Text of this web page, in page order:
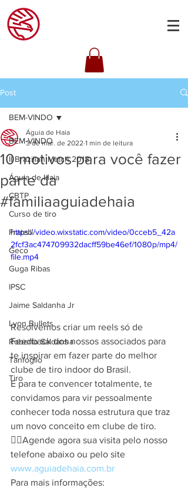
Post
BEM-VINDO
II Brazilian Match 2018
Águia de Haia
CBTP
Curso de tiro
Fratelli
Geco
Guga Ribas
IPSC
Jaime Saldanha Jr
Lyon Bullets
Roberto Saldanha
Tanfoglio
Tiro
BEM-VINDO
10 motivos para você fazer
parte da
#familiaaguiadehaia
Águia de Haia
3 de mar. de 2022 1 min de leitura
https://video.wixstatic.com/video/0cceb5_42a
2fcf3ac474709932dacff59be46ef/1080p/mp4/
file.mp4
Resolvemos criar um reels só de
Feedback dos nossos associados para
te inspirar em fazer parte do melhor
clube de tiro indoor do Brasil.
E para te convencer totalmente, te
convidamos para vir pessoalmente
conhecer toda nossa estrutura que traz
um novo conceito em clube de tiro.
👉🏼Agende agora sua visita pelo nosso
telefone abaixo ou pelo site
www.aguiadehaia.com.br
Para mais informações: